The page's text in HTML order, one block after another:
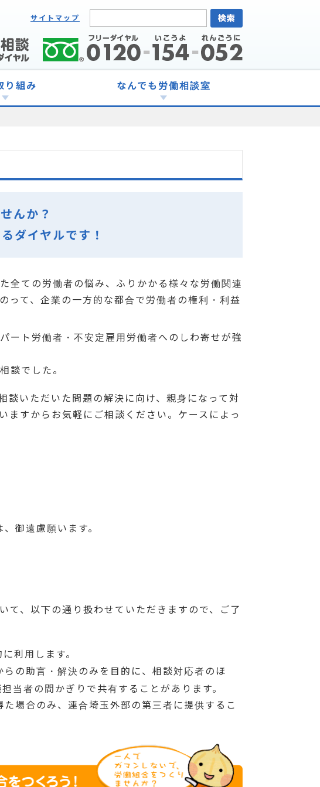
サイトマップ
り組み なんでも労働相談室
んか？
ダイヤルです！
全ての労働者の悩み、ふりかかる様々な労働関連
って、企業の一方的な都合で労働者の権利・利益
ート労働者・不安定雇用労働者へのしわ寄せが強
談でした。
談いただいた問題の解決に向け、親身になって対
ますからお気軽にご相談ください。ケースによっ
御遠慮願います。
て、以下の通り扱わせていただきますので、ご了
利用します。
の助言・解決のみを目的に、相談対応者のほ
者の間かぎりで共有することがあります。
場合のみ、連合埼玉外部の第三者に提供するこ